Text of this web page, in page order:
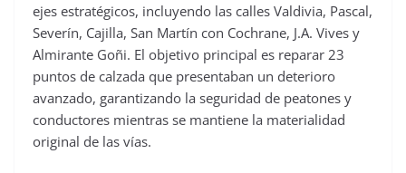
ejes estratégicos, incluyendo las calles Valdivia, Pascal,
Severín, Cajilla, San Martín con Cochrane, J.A. Vives y
Almirante Goñi. El objetivo principal es reparar 23
puntos de calzada que presentaban un deterioro
avanzado, garantizando la seguridad de peatones y
conductores mientras se mantiene la materialidad
original de las vías.